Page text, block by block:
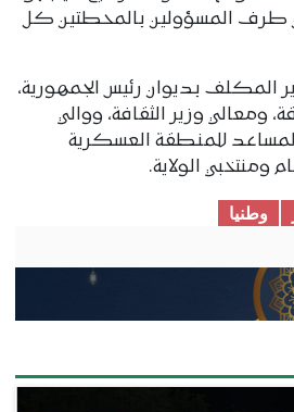
طرف المسؤولين بالمحطتين كل
المكلف بديوان رئيس الجمهورية،
ومعالي وزير الثقافة، ووالي
للمنطقة العسكرية
ومنتخبي الولاية.
وطنیا